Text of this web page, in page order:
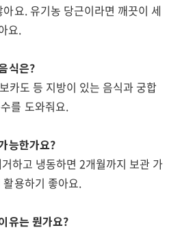
요. 유기농 당근이라면 깨끗이 세
요.
식은?
카도 등 지방이 있는 음식과 궁합
를 도와줘요.
능한가요?
하고 냉동하면 2개월까지 보관 가
용하기 좋아요.
유는 뭔가요?